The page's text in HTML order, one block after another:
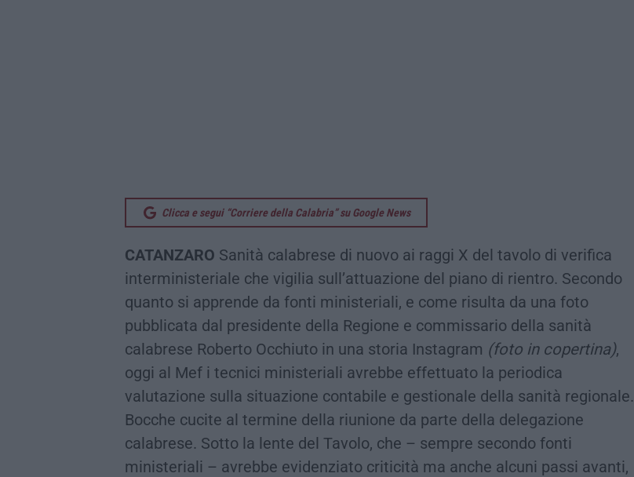
Clicca e segui “Corriere della Calabria” su Google News
CATANZARO Sanità calabrese di nuovo ai raggi X del tavolo di verifica
interministeriale che vigilia sull’attuazione del piano di rientro. Secondo
quanto si apprende da fonti ministeriali, e come risulta da una foto
pubblicata dal presidente della Regione e commissario della sanità
calabrese Roberto Occhiuto in una storia Instagram (foto in copertina),
oggi al Mef i tecnici ministeriali avrebbe effettuato la periodica
valutazione sulla situazione contabile e gestionale della sanità regionale.
Bocche cucite al termine della riunione da parte della delegazione
calabrese. Sotto la lente del Tavolo, che – sempre secondo fonti
ministeriali – avrebbe evidenziato criticità ma anche alcuni passi avanti,